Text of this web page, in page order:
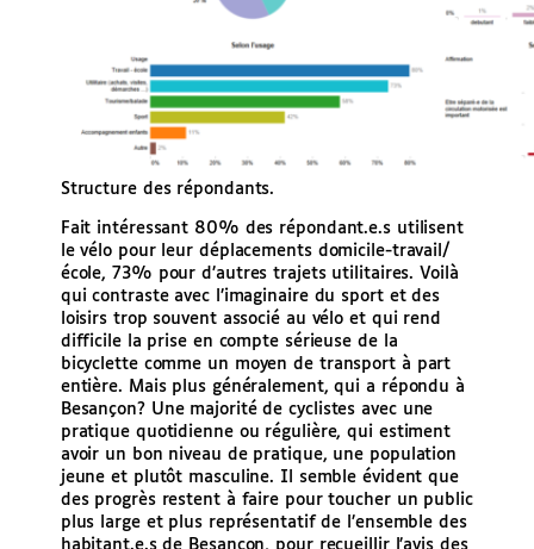
Structure des répondants.
Fait intéressant 80% des répondant.e.s utilisent
le vélo pour leur déplacements domicile-travail/
école, 73% pour d’autres trajets utilitaires. Voilà
qui contraste avec l’imaginaire du sport et des
loisirs trop souvent associé au vélo et qui rend
difficile la prise en compte sérieuse de la
bicyclette comme un moyen de transport à part
entière. Mais plus généralement, qui a répondu à
Besançon? Une majorité de cyclistes avec une
pratique quotidienne ou régulière, qui estiment
avoir un bon niveau de pratique, une population
jeune et plutôt masculine. Il semble évident que
des progrès restent à faire pour toucher un public
plus large et plus représentatif de l’ensemble des